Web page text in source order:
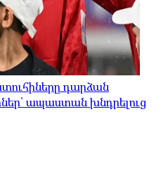
դարձան
ապաստան խնդրելուց